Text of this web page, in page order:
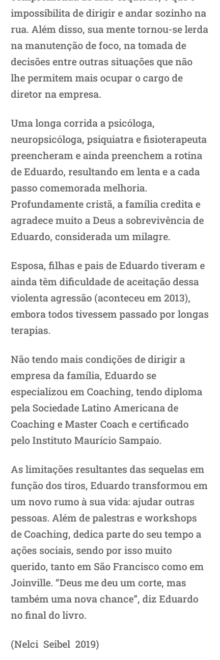
impossibilita de dirigir e andar sozinho na
rua. Além disso, sua mente tornou-se lerda
na manutenção de foco, na tomada de
decisões entre outras situações que não
lhe permitem mais ocupar o cargo de
diretor na empresa.
Uma longa corrida a psicóloga,
neuropsicóloga, psiquiatra e fisioterapeuta
preencheram e ainda preenchem a rotina
de Eduardo, resultando em lenta e a cada
passo comemorada melhoria.
Profundamente cristã, a família credita e
agradece muito a Deus a sobrevivência de
Eduardo, considerada um milagre.
Esposa, filhas e pais de Eduardo tiveram e
ainda têm dificuldade de aceitação dessa
violenta agressão (aconteceu em 2013),
embora todos tivessem passado por longas
terapias.
Não tendo mais condições de dirigir a
empresa da família, Eduardo se
especializou em Coaching, tendo diploma
pela Sociedade Latino Americana de
Coaching e Master Coach e certificado
pelo Instituto Maurício Sampaio.
As limitações resultantes das sequelas em
função dos tiros, Eduardo transformou em
um novo rumo à sua vida: ajudar outras
pessoas. Além de palestras e workshops
de Coaching, dedica parte do seu tempo a
ações sociais, sendo por isso muito
querido, tanto em São Francisco como em
Joinville. “Deus me deu um corte, mas
também uma nova chance”, diz Eduardo
no final do livro.
(Nelci Seibel 2019)